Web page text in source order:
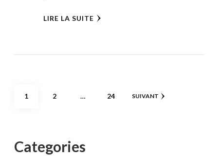
LIRE LA SUITE
Pagination
PAGE
1 PAGE
2 … PAGE
24 SUIVANT
Categories